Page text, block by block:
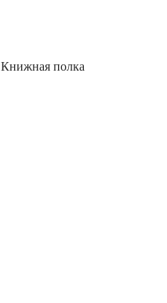
Книжная полка